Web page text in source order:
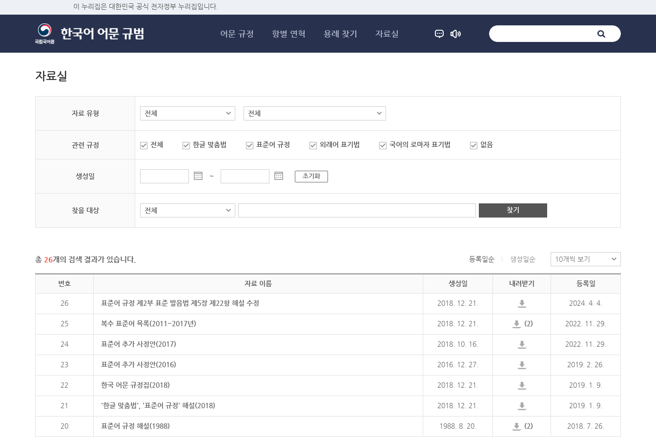
이 누리집은 대한민국 공식 전자정부 누리집입니다.
어문 규정 항별 연혁 용례 찾기 자료실
자료실
자료 유형
관련 규정 전체 한글 맞춤법 표준어 규정 외래어 표기법 국어의 로마자 표기법 없음
생성일 ~ 초기화
찾을 대상 찾기
총 26개의 검색 결과가 있습니다. 등록일순 생성일순
번호 자료 이름 생성일 내려받기 등록일
26 표준어 규정 제2부 표준 발음법 제5장 제22항 해설 수정 2018. 12. 21. 2024. 4. 4.
25 복수 표준어 목록(2011~2017년) 2018. 12. 21. (2) 2022. 11. 29.
24 표준어 추가 사정안(2017) 2018. 10. 16. 2022. 11. 29.
23 표준어 추가 사정안(2016) 2016. 12. 27. 2019. 2. 26.
22 한국 어문 규정집(2018) 2018. 12. 21. 2019. 1. 9.
21 '한글 맞춤법', '표준어 규정' 해설(2018) 2018. 12. 21. 2019. 1. 9.
20 표준어 규정 해설(1988) 1988. 8. 20. (2) 2018. 7. 26.